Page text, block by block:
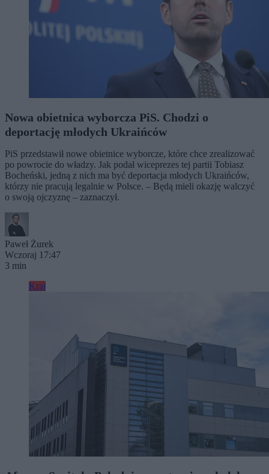
Nowa obietnica wyborcza PiS. Chodzi o
deportację młodych Ukraińców
PiS przedstawił nowe obietnice wyborcze, które chce zrealizować
po powrocie do władzy. Jak podał wiceprezes tej partii Tobiasz
Bocheński, jedną z nich ma być deportacja młodych Ukraińców,
którzy nie pracują legalnie w Polsce. – Będą mieli okazję walczyć
o swoją ojczyznę – zaznaczył.
Paweł Żurek
Wczoraj 17:47
3 min
Kraj